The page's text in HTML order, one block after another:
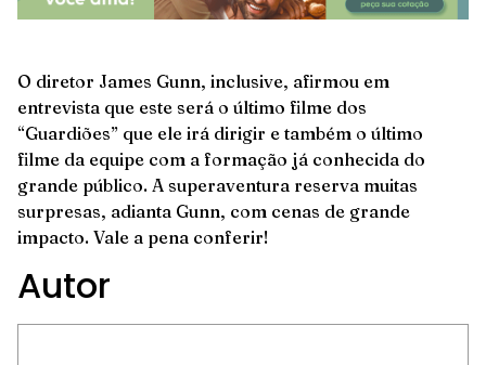
O diretor James Gunn, inclusive, afirmou em
entrevista que este será o último filme dos
“Guardiões” que ele irá dirigir e também o último
filme da equipe com a formação já conhecida do
grande público. A superaventura reserva muitas
surpresas, adianta Gunn, com cenas de grande
impacto. Vale a pena conferir!
Autor